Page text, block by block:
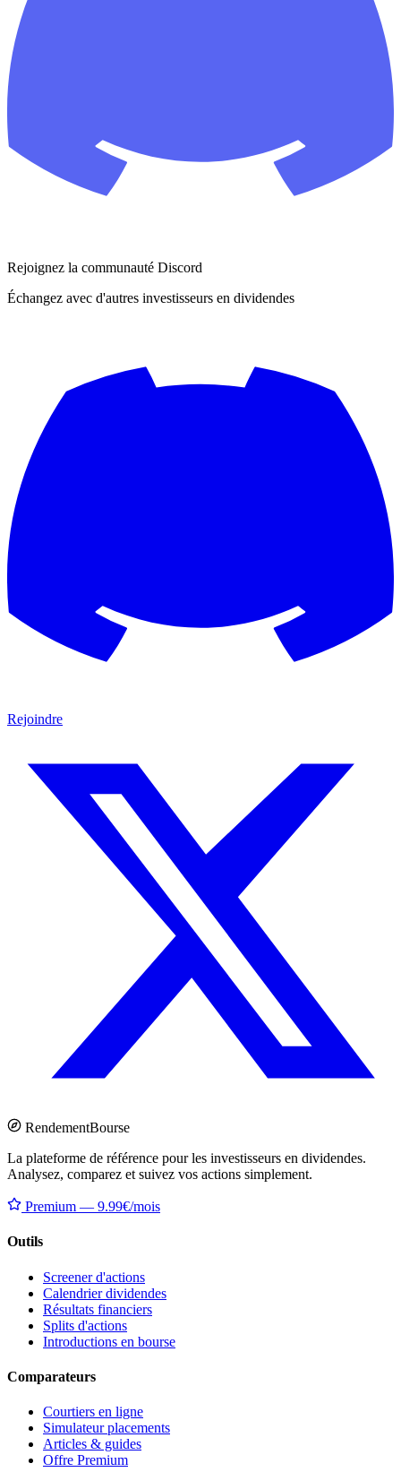
Rejoignez la communauté Discord
Échangez avec d'autres investisseurs en dividendes
Rejoindre
RendementBourse
La plateforme de référence pour les investisseurs en dividendes.
Analysez, comparez et suivez vos actions simplement.
Premium — 9.99€/mois
Outils
Screener d'actions
Calendrier dividendes
Résultats financiers
Splits d'actions
Introductions en bourse
Comparateurs
Courtiers en ligne
Simulateur placements
Articles & guides
Offre Premium